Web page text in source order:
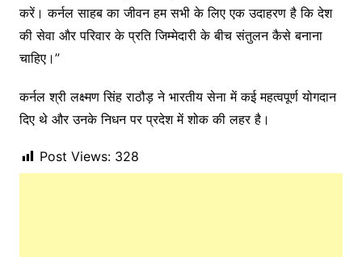
करें। कर्नल साहब का जीवन हम सभी के लिए एक उदाहरण है कि देश
की सेवा और परिवार के प्रति जिम्मेदारी के बीच संतुलन कैसे बनाना
चाहिए।”
कर्नल श्री लक्ष्मण सिंह राठौड़ ने भारतीय सेना में कई महत्वपूर्ण योगदान
दिए थे और उनके निधन पर प्रदेश में शोक की लहर है।
Post Views: 328